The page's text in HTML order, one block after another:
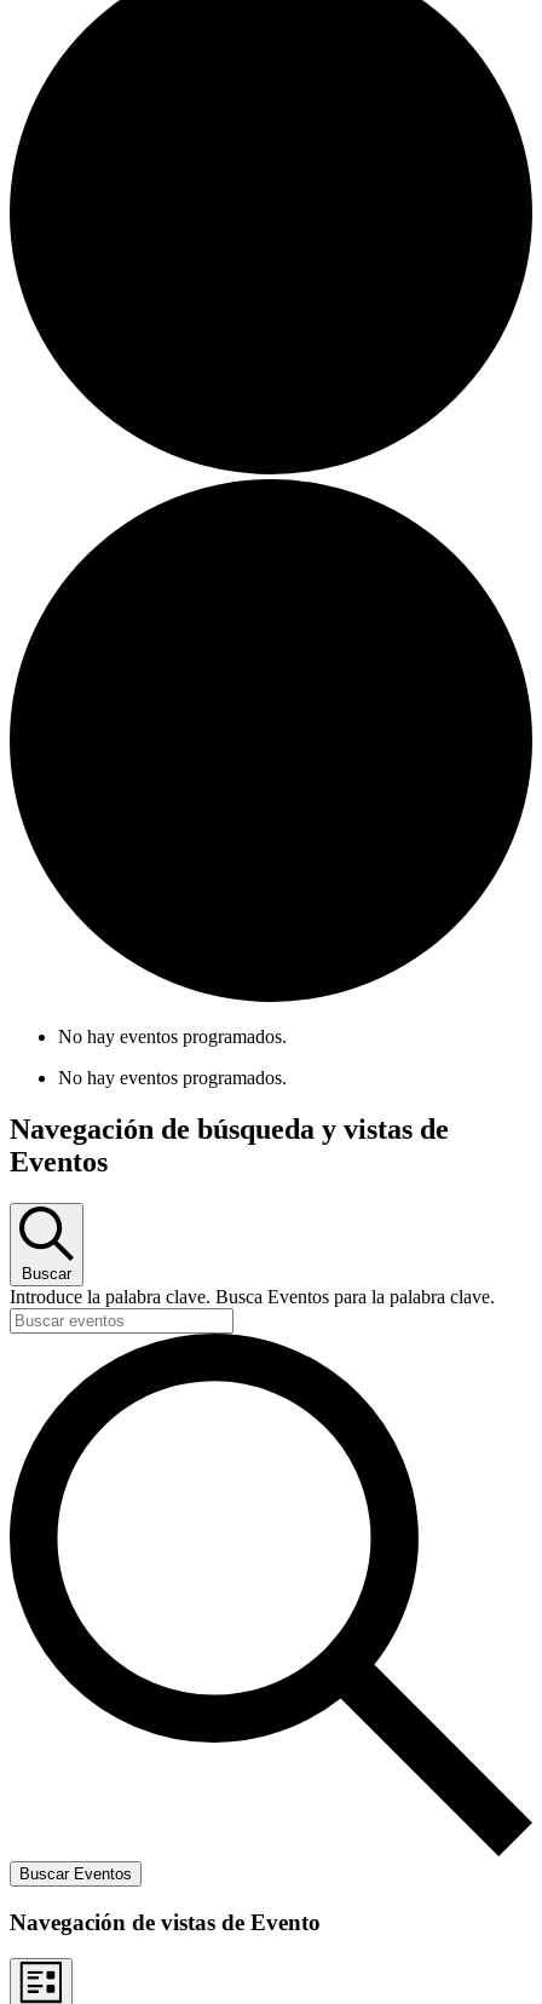
No hay eventos programados.
No hay eventos programados.
Navegación de búsqueda y vistas de
Eventos
Buscar
Introduce la palabra clave. Busca Eventos para la palabra clave.
Buscar Eventos
Navegación de vistas de Evento